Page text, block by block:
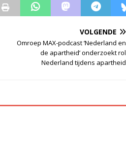
VOLGENDE
Omroep MAX-podcast ‘Nederland en
de apartheid’ onderzoekt rol
Nederland tijdens apartheid